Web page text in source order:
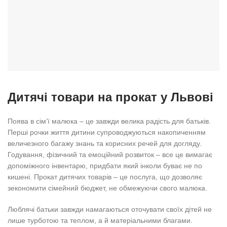
Дитячі товари на прокат у Львові
Поява в сім’ї малюка – це завжди велика радість для батьків.
Перші рочки життя дитини супроводжуються накопиченням
величезного багажу знань та корисних речей для догляду.
Годування, фізичний та емоційний розвиток – все це вимагає
допоміжного інвентарю, придбати який інколи буває не по
кишені. Прокат дитячих товарів – це послуга, що дозволяє
зекономити сімейний бюджет, не обмежуючи свого малюка.
Люблячі батьки завжди намагаються оточувати своїх дітей не
лише турботою та теплом, а й матеріальними благами.